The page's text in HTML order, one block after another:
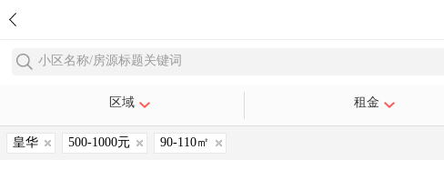
小区名称/房源标题关键词
区域 租金
皇华 500-1000元 90-110㎡